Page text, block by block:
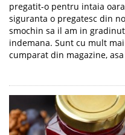
pregatit-o pentru intaia
siguranta o pregatesc din
smochin sa il am in
indemana. Sunt cu mult
cumparat din magazine,